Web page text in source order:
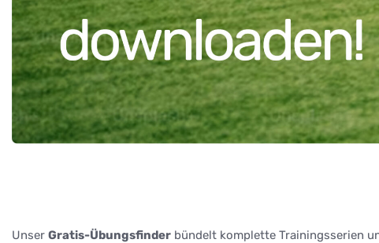
Unser Gratis-Übungsfinder bündelt komplette Trainingsserien